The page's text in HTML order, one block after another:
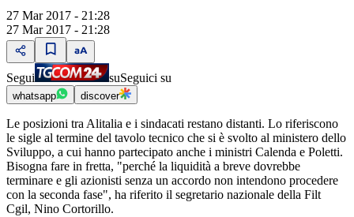
27 Mar 2017 - 21:28
27 Mar 2017 - 21:28
Segui suSeguici su
whatsapp discover
Le posizioni tra Alitalia e i sindacati restano distanti. Lo riferiscono
le sigle al termine del tavolo tecnico che si è svolto al ministero dello
Sviluppo, a cui hanno partecipato anche i ministri Calenda e Poletti.
Bisogna fare in fretta, "perché la liquidità a breve dovrebbe
terminare e gli azionisti senza un accordo non intendono procedere
con la seconda fase", ha riferito il segretario nazionale della Filt
Cgil, Nino Cortorillo.